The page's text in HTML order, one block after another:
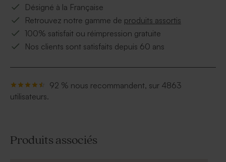
Désigné à la Française
Retrouvez notre gamme de produits assortis
100% satisfait ou réimpression gratuite
Nos clients sont satisfaits depuis 60 ans
92 % nous recommandent, sur 4863
utilisateurs.
Produits associés